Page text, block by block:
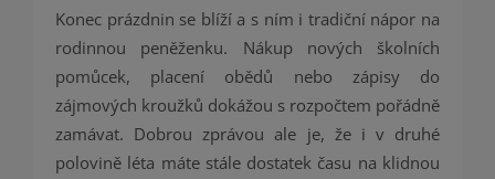
Konec prázdnin se blíží a s ním i tradiční nápor na
rodinnou peněženku. Nákup nových školních
pomůcek, placení obědů nebo zápisy do
zájmových kroužků dokážou s rozpočtem pořádně
zamávat. Dobrou zprávou ale je, že i v druhé
polovině léta máte stále dostatek času na klidnou